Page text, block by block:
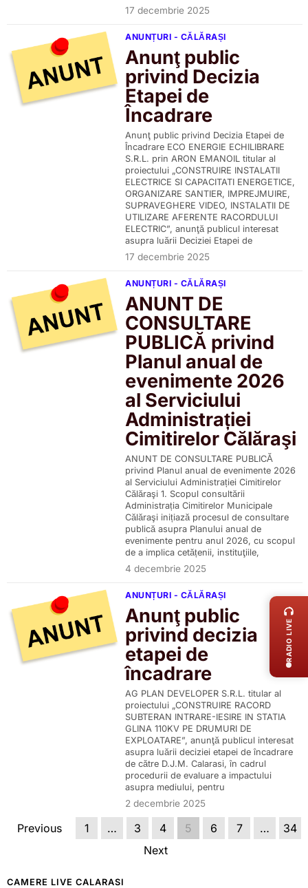
17 decembrie 2025
ANUNȚURI - CĂLĂRAȘI
Anunţ public
privind Decizia
Etapei de
Încadrare
Anunţ public privind Decizia Etapei de
Încadrare ECO ENERGIE ECHILIBRARE
S.R.L. prin ARON EMANOIL titular al
proiectului „CONSTRUIRE INSTALATII
ELECTRICE SI CAPACITATI ENERGETICE,
ORGANIZARE SANTIER, IMPREJMUIRE,
SUPRAVEGHERE VIDEO, INSTALATII DE
UTILIZARE AFERENTE RACORDULUI
ELECTRIC”, anunţă publicul interesat
asupra luării Deciziei Etapei de
17 decembrie 2025
ANUNȚURI - CĂLĂRAȘI
ANUNT DE
CONSULTARE
PUBLICĂ privind
Planul anual de
evenimente 2026
al Serviciului
Administrației
Cimitirelor Călăraşi
ANUNT DE CONSULTARE PUBLICĂ
privind Planul anual de evenimente 2026
al Serviciului Administrației Cimitirelor
Călăraşi 1. Scopul consultării
Administrația Cimitirelor Municipale
Călăraşi inițiază procesul de consultare
publică asupra Planului anual de
evenimente pentru anul 2026, cu scopul
de a implica cetățenii, instituţiile,
4 decembrie 2025
ANUNȚURI - CĂLĂRAȘI
Anunţ public
privind decizia
etapei de
încadrare
AG PLAN DEVELOPER S.R.L. titular al
proiectului „CONSTRUIRE RACORD
SUBTERAN INTRARE-IESIRE IN STATIA
GLINA 110KV PE DRUMURI DE
EXPLOATARE”, anunţă publicul interesat
asupra luării deciziei etapei de încadrare
de către D.J.M. Calarasi, în cadrul
procedurii de evaluare a impactului
asupra mediului, pentru
2 decembrie 2025
Previous 1 … 3 4 5 6 7 …
34
Next
CAMERE LIVE CALARASI
RADIO LIVE